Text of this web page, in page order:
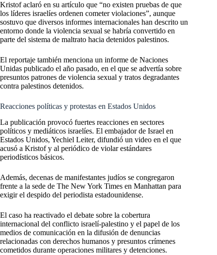
Kristof aclaró en su artículo que “no existen pruebas de que
los líderes israelíes ordenen cometer violaciones”, aunque
sostuvo que diversos informes internacionales han descrito un
entorno donde la violencia sexual se habría convertido en
parte del sistema de maltrato hacia detenidos palestinos.
El reportaje también menciona un informe de Naciones
Unidas publicado el año pasado, en el que se advertía sobre
presuntos patrones de violencia sexual y tratos degradantes
contra palestinos detenidos.
Reacciones políticas y protestas en Estados Unidos
La publicación provocó fuertes reacciones en sectores
políticos y mediáticos israelíes. El embajador de Israel en
Estados Unidos, Yechiel Leiter, difundió un video en el que
acusó a Kristof y al periódico de violar estándares
periodísticos básicos.
Además, decenas de manifestantes judíos se congregaron
frente a la sede de The New York Times en Manhattan para
exigir el despido del periodista estadounidense.
El caso ha reactivado el debate sobre la cobertura
internacional del conflicto israelí-palestino y el papel de los
medios de comunicación en la difusión de denuncias
relacionadas con derechos humanos y presuntos crímenes
cometidos durante operaciones militares y detenciones.